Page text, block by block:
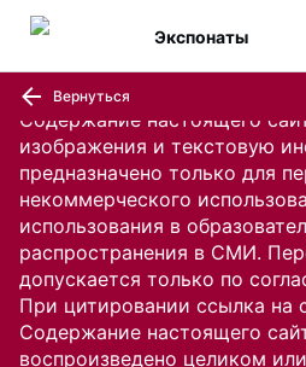
Содержание настоящего
изображения и текстовую
предназначено только для
некоммерческого
использования в
распространения в СМИ.
допускается только по
При цитировании ссылка на
Содержание настоящего
воспроизведено целиком
Экспонаты
Вернуться